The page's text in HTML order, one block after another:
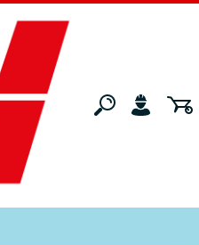
& Sichtschutz
cm